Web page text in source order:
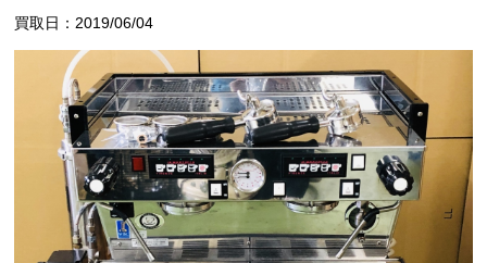
買取日：2019/06/04